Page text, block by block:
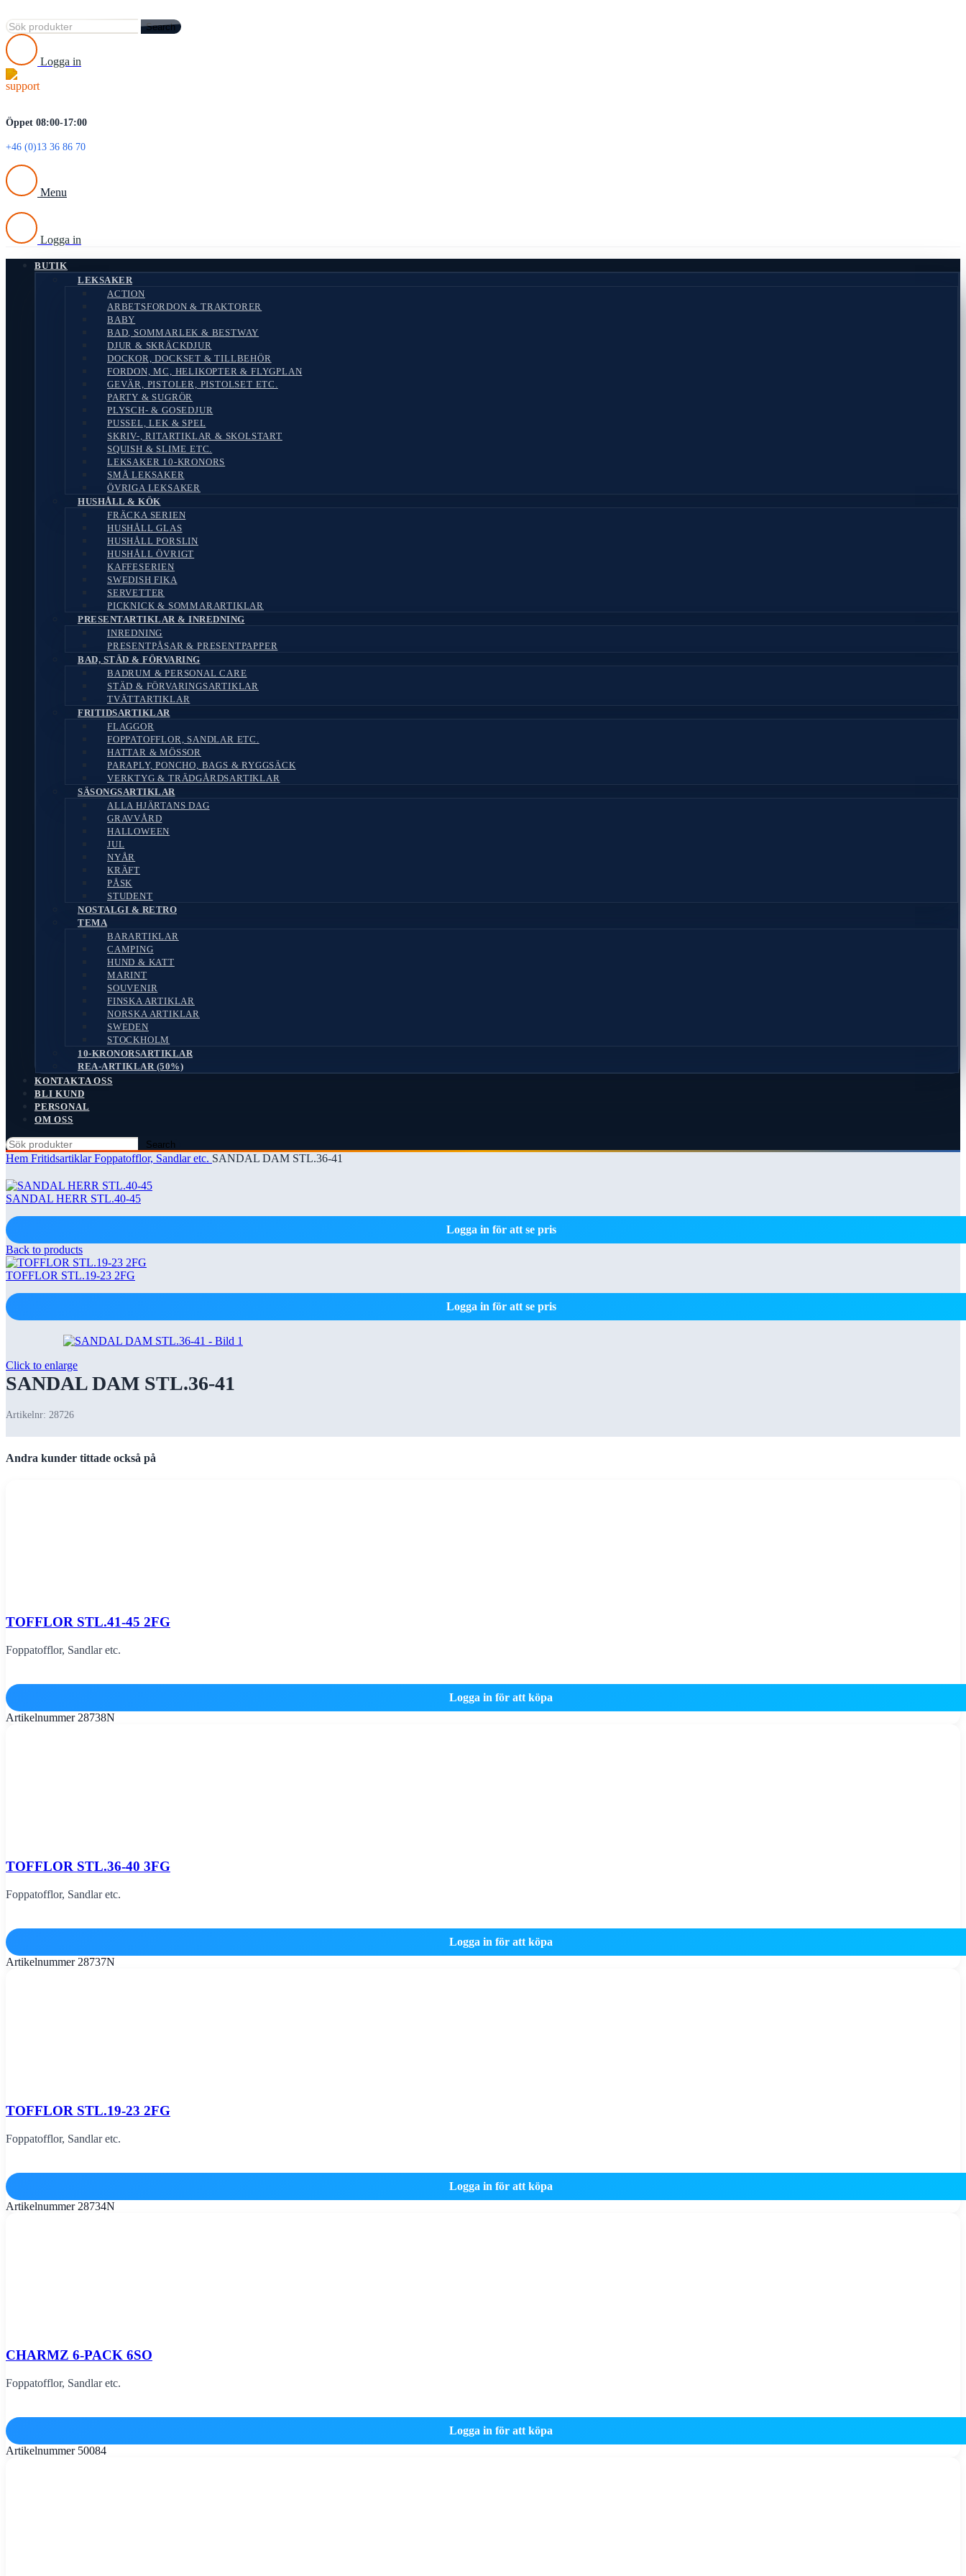
Search
Logga in
Öppet 08:00-17:00
+46 (0)13 36 86 70
Menu
Logga in
BUTIK
LEKSAKER
ACTION
ARBETSFORDON & TRAKTORER
BABY
BAD, SOMMARLEK & BESTWAY
DJUR & SKRÄCKDJUR
DOCKOR, DOCKSET & TILLBEHÖR
FORDON, MC, HELIKOPTER & FLYGPLAN
GEVÄR, PISTOLER, PISTOLSET ETC.
PARTY & SUGRÖR
PLYSCH- & GOSEDJUR
PUSSEL, LEK & SPEL
SKRIV-, RITARTIKLAR & SKOLSTART
SQUISH & SLIME ETC.
LEKSAKER 10-KRONORS
SMÅ LEKSAKER
ÖVRIGA LEKSAKER
HUSHÅLL & KÖK
FRÄCKA SERIEN
HUSHÅLL GLAS
HUSHÅLL PORSLIN
HUSHÅLL ÖVRIGT
KAFFESERIEN
SWEDISH FIKA
SERVETTER
PICKNICK & SOMMARARTIKLAR
PRESENTARTIKLAR & INREDNING
INREDNING
PRESENTPÅSAR & PRESENTPAPPER
BAD, STÄD & FÖRVARING
BADRUM & PERSONAL CARE
STÄD & FÖRVARINGSARTIKLAR
TVÄTTARTIKLAR
FRITIDSARTIKLAR
FLAGGOR
FOPPATOFFLOR, SANDLAR ETC.
HATTAR & MÖSSOR
PARAPLY, PONCHO, BAGS & RYGGSÄCK
VERKTYG & TRÄDGÅRDSARTIKLAR
SÄSONGSARTIKLAR
ALLA HJÄRTANS DAG
GRAVVÅRD
HALLOWEEN
JUL
NYÅR
KRÄFT
PÅSK
STUDENT
NOSTALGI & RETRO
TEMA
BARARTIKLAR
CAMPING
HUND & KATT
MARINT
SOUVENIR
FINSKA ARTIKLAR
NORSKA ARTIKLAR
SWEDEN
STOCKHOLM
10-KRONORSARTIKLAR
REA-ARTIKLAR (50%)
KONTAKTA OSS
BLI KUND
PERSONAL
OM OSS
Search
Hem FritidsartiklarFoppatofflor, Sandlar etc. SANDAL DAM STL.36-41
SANDAL HERR STL.40-45
Logga in för att se pris
Back to products
TOFFLOR STL.19-23 2FG
Logga in för att se pris
Click to enlarge
SANDAL DAM STL.36-41
Artikelnr: 28726
Andra kunder tittade också på
TOFFLOR STL.41-45 2FG
Foppatofflor, Sandlar etc.
Logga in för att köpa
Artikelnummer 28738N
TOFFLOR STL.36-40 3FG
Foppatofflor, Sandlar etc.
Logga in för att köpa
Artikelnummer 28737N
TOFFLOR STL.19-23 2FG
Foppatofflor, Sandlar etc.
Logga in för att köpa
Artikelnummer 28734N
CHARMZ 6-PACK 6SO
Foppatofflor, Sandlar etc.
Logga in för att köpa
Artikelnummer 50084